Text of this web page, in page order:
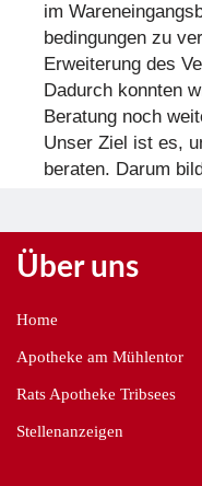
im
bedingungen zu
Erweiterung des
Dadurch konnten
Beratung noch
Unser Ziel ist es,
beraten. Darum
Über uns
Home
Apotheke am Mühlentor
Rats Apotheke Tribsees
Stellenanzeigen